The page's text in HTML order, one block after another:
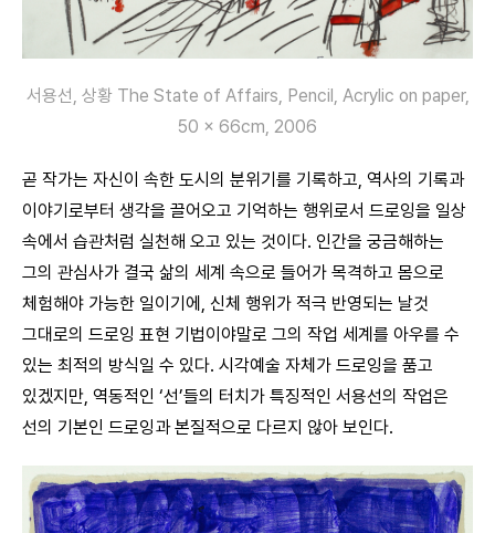
서용선, 상황 The State of Affairs, Pencil, Acrylic on paper,
50 × 66cm, 2006
곧 작가는 자신이 속한 도시의 분위기를 기록하고, 역사의 기록과
이야기로부터 생각을 끌어오고 기억하는 행위로서 드로잉을 일상
속에서 습관처럼 실천해 오고 있는 것이다. 인간을 궁금해하는
그의 관심사가 결국 삶의 세계 속으로 들어가 목격하고 몸으로
체험해야 가능한 일이기에, 신체 행위가 적극 반영되는 날것
그대로의 드로잉 표현 기법이야말로 그의 작업 세계를 아우를 수
있는 최적의 방식일 수 있다. 시각예술 자체가 드로잉을 품고
있겠지만, 역동적인 ‘선’들의 터치가 특징적인 서용선의 작업은
선의 기본인 드로잉과 본질적으로 다르지 않아 보인다.